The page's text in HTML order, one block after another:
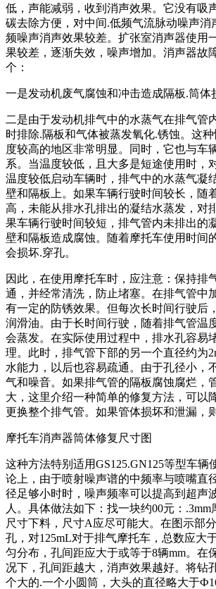
低，声能减弱，收到消声效果。它没有吸
碳去除方便，对中间.低频气流脉动噪声消
频噪声消声效果较差。扩张室消声器使用
果较差，逐渐失效，噪声增加。消声器故
个：
一是发动机废气腐蚀和冲击造成隔板.筒体
二是由于发动机排气中的水蒸气在排气管
时排除.隔板和气体被蒸发氧化.锈蚀。这
度较高的地区非常明显。同时，它也与车
系。当温度较低，且大多是短途使用时，
温度较低启动车辆时，排气中的水蒸气凝
壁和隔板上。如果车辆行驶时间较长，随
高，未能从排水孔排出的凝结水蒸发，对
果车辆行驶时间较短，排气管内未排出的
壁和隔板造成腐蚀。随着摩托车使用时间
会损坏.穿孔。
因此，在使用摩托车时，应注意：保持排
通，并经常清洗，防止堵塞。在排气管中
有一定的防锈效果。但每次长时间行驶后
润滑油。由于长时间行驶，随着排气管温
会蒸发。在实际使用过程中，排水孔容易
理。此时，排气管下部的另一个直径约为
水能力，以后也容易疏通。由于孔径小，
气和噪音。如果排气管的隔板腐蚀腐烂，
大，这里介绍一种简单的修复方法，可以
更换整个排气管。如果管体损坏和泄漏，
摩托车消声器筒体修复尺寸图
这种方法特别适用GS125.GN125等型车辆
论上，由于喷射噪声谱的中频率与喷嘴直
径足够小时时，噪声频率可以提高到超声
人。具体做法如下：找一块约00元：.3mm
尺寸下料，尺寸A应尽可能大。在图示部
孔，对125mL对于排气摩托车，总数应大
匀分布，孔间距应大于或等于8辆mm。在
况下，孔间距越大，消声效果越好。将钻
个大的.一个小圆筒，大头的直径略大于